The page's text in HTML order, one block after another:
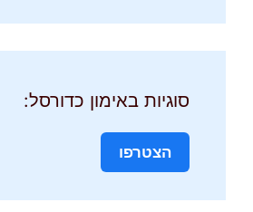
סוגיות באימון כדורסל:
הצטרפו